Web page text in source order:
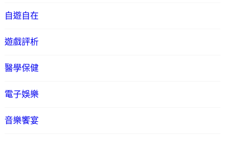
自遊自在
遊戲評析
醫學保健
電子娛樂
音樂饗宴